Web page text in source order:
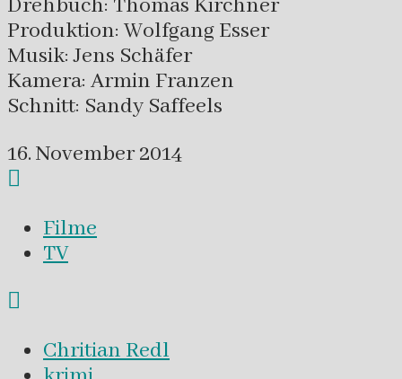
Produktion: Wolfgang Esser
Musik: Jens Schäfer
Kamera: Armin Franzen
Schnitt: Sandy Saffeels
16. November 2014
Filme
TV
Chritian Redl